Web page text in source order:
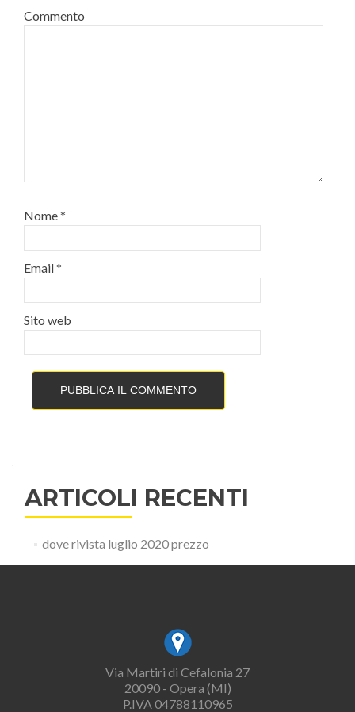
Commento
Nome*
Email*
Sito web
ARTICOLI RECENTI
dove rivista luglio 2020 prezzo
Via Martiri di Cefalonia 27
20090 - Opera (MI)
P.IVA 04788110965